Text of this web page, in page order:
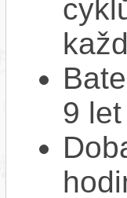
9 let